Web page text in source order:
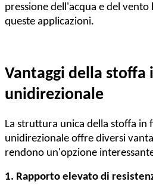
pressione dell'acqua e del
queste applicazioni.
Vantaggi della
unidirezionale
La struttura unica della stoffa in
unidirezionale offre diversi
rendono un'opzione
1. Rapporto elevato di